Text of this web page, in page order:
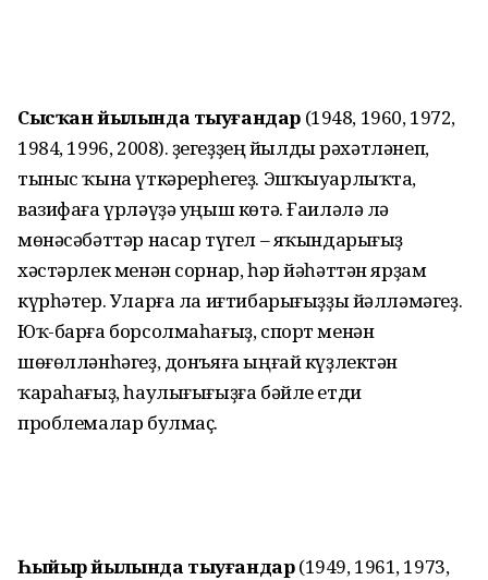
Сысҡан йылында тыуғандар(1948, 1960, 1972,
1984, 1996, 2008). Үҙегеҙҙең йылды рәхәтләнеп,
тыныс ҡына үткәрерһегеҙ. Эшҡыуарлыҡта,
вазифаға үрләүҙә уңыш көтә. Ғаиләлә лә
мөнәсәбәттәр насар түгел – яҡындарығыҙ
хәстәрлек менән сорнар, һәр йәһәттән ярҙам
күрһәтер. Уларға ла иғтибарығыҙҙы йәлләмәгеҙ.
Юҡ-барға борсолмаһағыҙ, спорт менән
шөғөлләнһәгеҙ, донъяға ыңғай күҙлектән
ҡараһағыҙ, һаулығығыҙға бәйле етди
проблемалар булмаҫ.
Һыйыр йылында тыуғандар(1949, 1961, 1973,